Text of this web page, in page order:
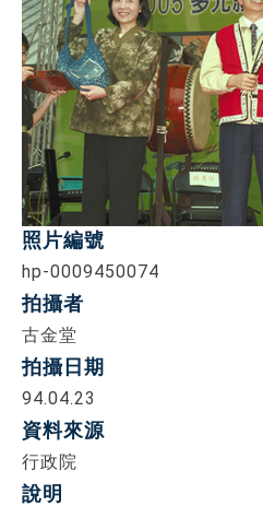
照片編號
hp-0009450074
拍攝者
古金堂
拍攝日期
94.04.23
資料來源
行政院
說明